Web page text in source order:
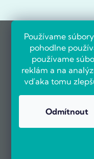
Používame
pohodlne
používame
reklám a na
vďaka tomu
Odmítnout